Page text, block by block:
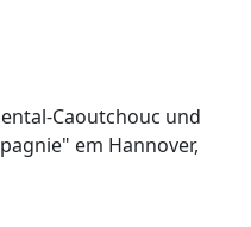
Caoutchouc und
em Hannover,